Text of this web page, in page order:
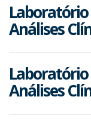
Laboratório
Análises
Laboratório
Análises